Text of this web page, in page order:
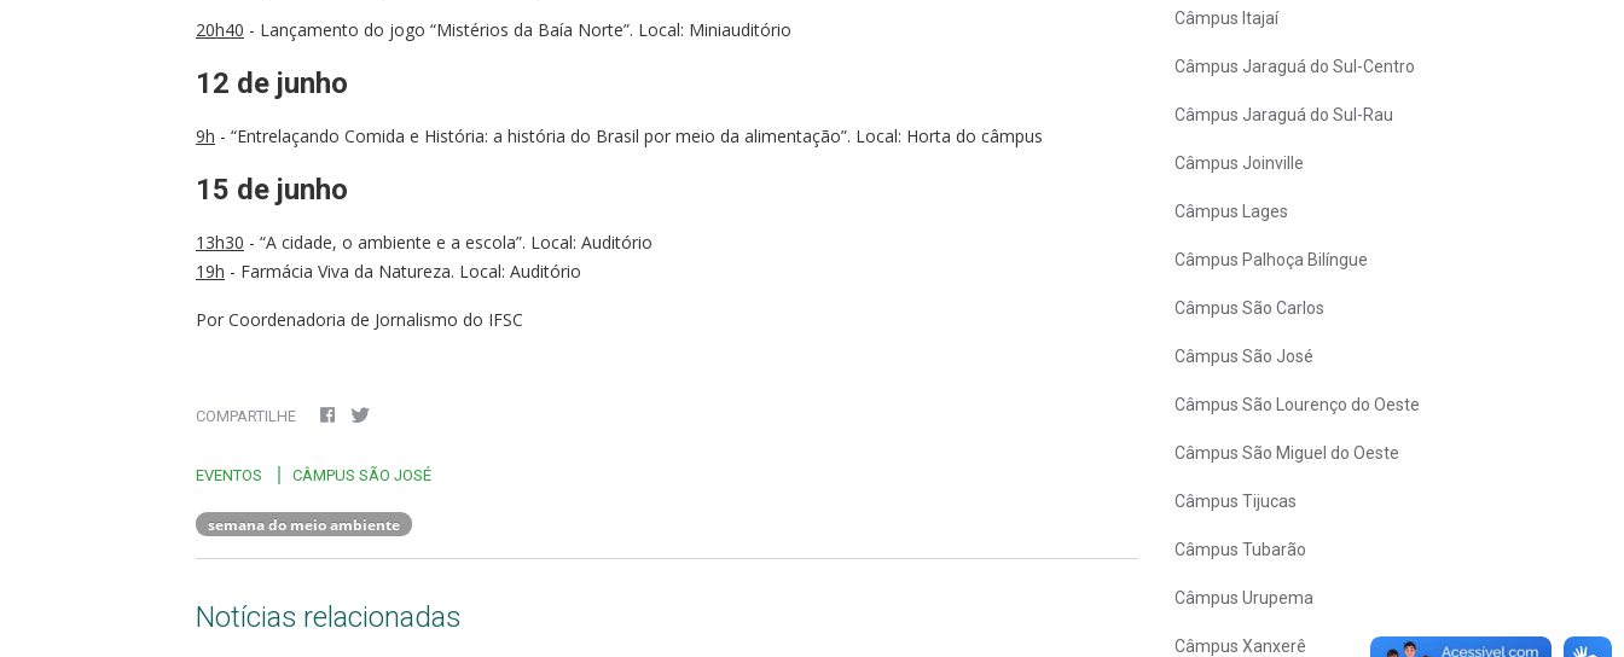
20h40 - Lançamento do jogo “Mistérios da Baía Norte”. Local: Miniauditório
12 de junho
9h - “Entrelaçando Comida e História: a história do Brasil por meio da alimentação”. Local: Horta do câmpus
15 de junho
13h30 - “A cidade, o ambiente e a escola”. Local: Auditório
19h - Farmácia Viva da Natureza. Local: Auditório
Por Coordenadoria de Jornalismo do IFSC
COMPARTILHE
EVENTOS CÂMPUS SÃO JOSÉ
semana do meio ambiente
Notícias relacionadas
Câmpus Itajaí
Câmpus Jaraguá do Sul-Centro
Câmpus Jaraguá do Sul-Rau
Câmpus Joinville
Câmpus Lages
Câmpus Palhoça Bilíngue
Câmpus São Carlos
Câmpus São José
Câmpus São Lourenço do Oeste
Câmpus São Miguel do Oeste
Câmpus Tijucas
Câmpus Tubarão
Câmpus Urupema
Câmpus Xanxerê